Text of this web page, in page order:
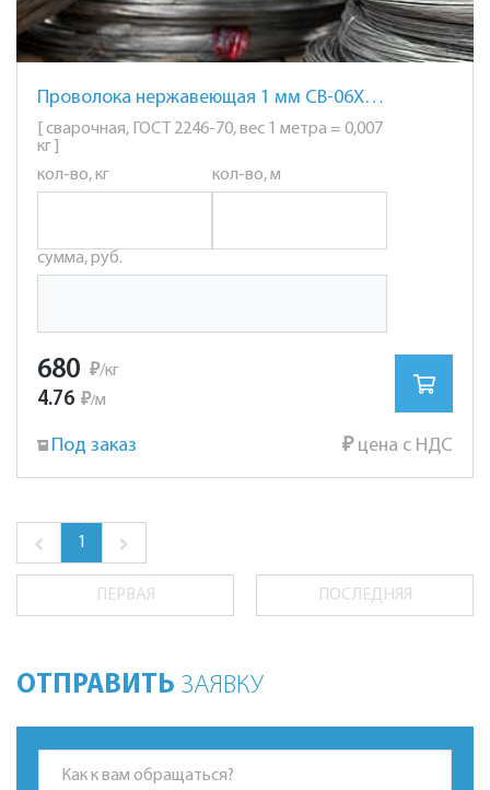
Проволока нержавеющая 1 мм СВ-06Х19Н9Т
[ сварочная, ГОСТ 2246-70, вес 1 метра = 0,007
кг ]
кол-во, кг
кол-во, м
сумма, руб.
680 ₽/кг
4.76 ₽/м
Под заказ ₽цена с НДС
1
ПЕРВАЯ ПОСЛЕДНЯЯ
ОТПРАВИТЬ ЗАЯВКУ